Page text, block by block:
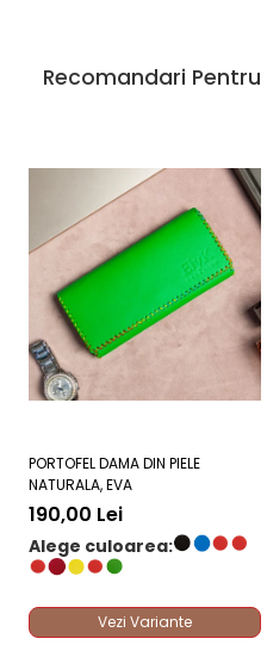
Recomandari Pentru
PORTOFEL DAMA DIN PIELE
NATURALA, EVA
190,00 Lei
Alege culoarea:
Vezi Variante